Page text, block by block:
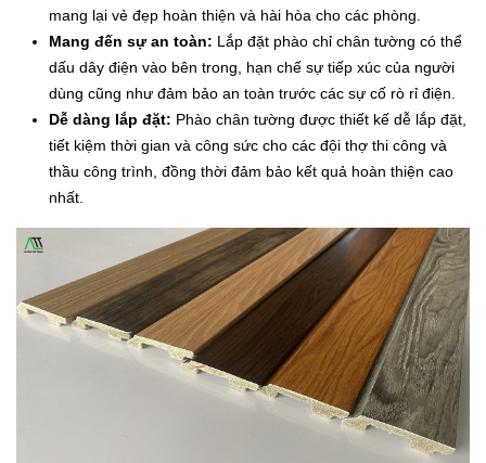
mang lại vẻ đẹp hoàn thiện và hài hòa cho các phòng.
Mang đến sự an toàn: Lắp đặt phào chỉ chân tường có thể
dấu dây điện vào bên trong, hạn chế sự tiếp xúc của người
dùng cũng như đảm bảo an toàn trước các sự cố rò rỉ điện.
Dễ dàng lắp đặt: Phào chân tường được thiết kế dễ lắp đặt,
tiết kiệm thời gian và công sức cho các đội thợ thi công và
thầu công trình, đồng thời đảm bảo kết quả hoàn thiện cao
nhất.